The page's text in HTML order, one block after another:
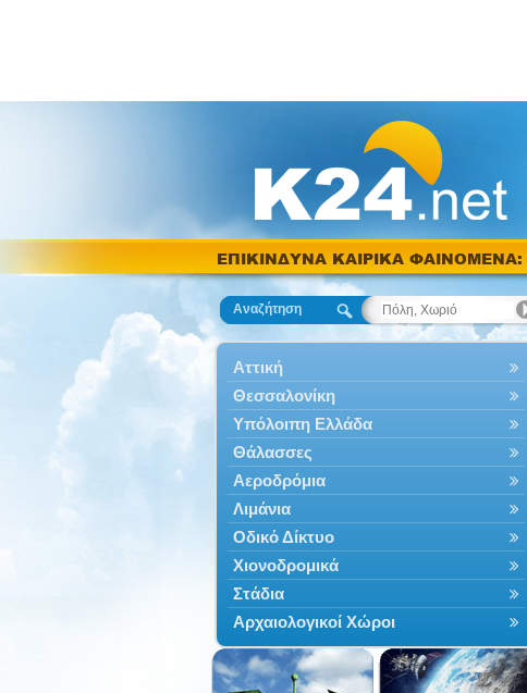
ΕΠΙΚΙΝΔΥΝΑ ΚΑΙΡΙΚΑ ΦΑΙΝΟΜΕΝΑ:
Αναζήτηση
Αττική
Θεσσαλονίκη
Υπόλοιπη Ελλάδα
Θάλασσες
Αεροδρόμια
Λιμάνια
Οδικό Δίκτυο
Χιονοδρομικά
Στάδια
Αρχαιολογικοί Χώροι